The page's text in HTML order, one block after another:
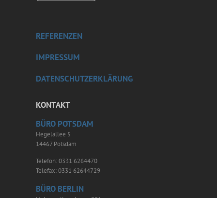
REFERENZEN
IMPRESSUM
DATENSCHUTZERKLÄRUNG
KONTAKT
BÜRO POTSDAM
Hegelallee 5
14467 Potsdam
Telefon: 0331 6264470
Telefax: 0331 62644729
BÜRO BERLIN